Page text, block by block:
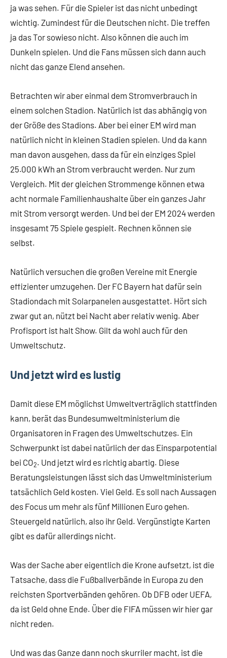
ja was sehen. Für die Spieler ist das nicht unbedingt
wichtig. Zumindest für die Deutschen nicht. Die treffen
ja das Tor sowieso nicht. Also können die auch im
Dunkeln spielen. Und die Fans müssen sich dann auch
nicht das ganze Elend ansehen.
Betrachten wir aber einmal dem Stromverbrauch in
einem solchen Stadion. Natürlich ist das abhängig von
der Größe des Stadions. Aber bei einer EM wird man
natürlich nicht in kleinen Stadien spielen. Und da kann
man davon ausgehen, dass da für ein einziges Spiel
25.000 kWh an Strom verbraucht werden. Nur zum
Vergleich. Mit der gleichen Strommenge können etwa
acht normale Familienhaushalte über ein ganzes Jahr
mit Strom versorgt werden. Und bei der EM 2024 werden
insgesamt 75 Spiele gespielt. Rechnen können sie
selbst.
Natürlich versuchen die großen Vereine mit Energie
effizienter umzugehen. Der FC Bayern hat dafür sein
Stadiondach mit Solarpanelen ausgestattet. Hört sich
zwar gut an, nützt bei Nacht aber relativ wenig. Aber
Profisport ist halt Show. Gilt da wohl auch für den
Umweltschutz.
Und jetzt wird es lustig
Damit diese EM möglichst Umweltverträglich stattfinden
kann, berät das Bundesumweltministerium die
Organisatoren in Fragen des Umweltschutzes. Ein
Schwerpunkt ist dabei natürlich der das Einsparpotential
bei CO2. Und jetzt wird es richtig abartig. Diese
Beratungsleistungen lässt sich das Umweltministerium
tatsächlich Geld kosten. Viel Geld. Es soll nach Aussagen
des Focus um mehr als fünf Millionen Euro gehen.
Steuergeld natürlich, also ihr Geld. Vergünstigte Karten
gibt es dafür allerdings nicht.
Was der Sache aber eigentlich die Krone aufsetzt, ist die
Tatsache, dass die Fußballverbände in Europa zu den
reichsten Sportverbänden gehören. Ob DFB oder UEFA,
da ist Geld ohne Ende. Über die FIFA müssen wir hier gar
nicht reden.
Und was das Ganze dann noch skurriler macht, ist die